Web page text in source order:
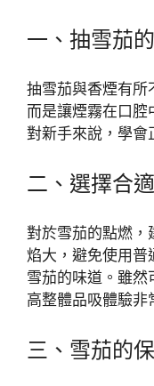
一、抽雪茄
抽雪茄與香煙有所
而是讓煙霧在口腔
對新手來說，學會
二、選擇合
對於雪茄的點燃，
焰大，避免使用普
雪茄的味道。雖然
高整體品吸體驗非
三、雪茄的